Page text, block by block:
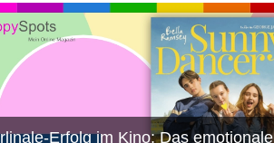
Erfolg im Kino: Das emotionale